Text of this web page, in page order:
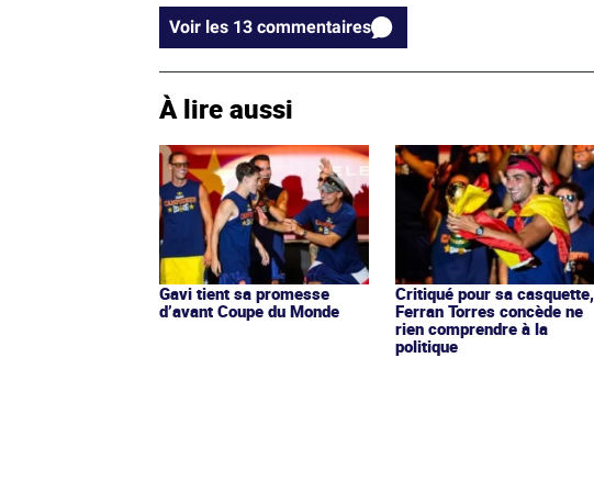
Voir les 13 commentaires
À lire aussi
Gavi tient sa promesse
d’avant Coupe du Monde
Critiqué pour sa casquette,
Ferran Torres concède ne
rien comprendre à la
politique